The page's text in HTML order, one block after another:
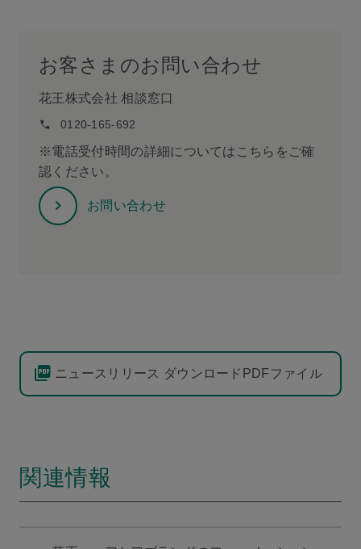
お客さまのお問い合わせ
花王株式会社 相談窓口
0120-165-692
※電話受付時間の詳細についてはこちらをご確
認ください。
お問い合わせ
ニュースリリース ダウンロードPDFファイル
関連情報